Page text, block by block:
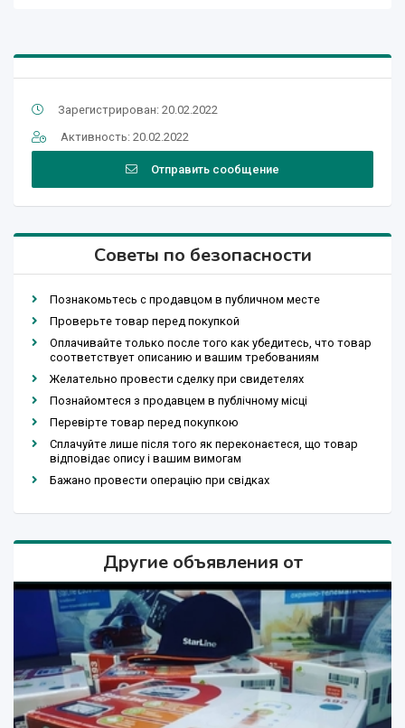
Зарегистрирован: 20.02.2022
Активность: 20.02.2022
Отправить сообщение
Советы по безопасности
Познакомьтесь с продавцом в публичном месте
Проверьте товар перед покупкой
Оплачивайте только после того как убедитесь, что товар
соответствует описанию и вашим требованиям
Желательно провести сделку при свидетелях
Познайомтеся з продавцем в публічному місці
Перевірте товар перед покупкою
Сплачуйте лише після того як переконаєтеся, що товар
відповідає опису і вашим вимогам
Бажано провести операцію при свідках
Другие объявления от